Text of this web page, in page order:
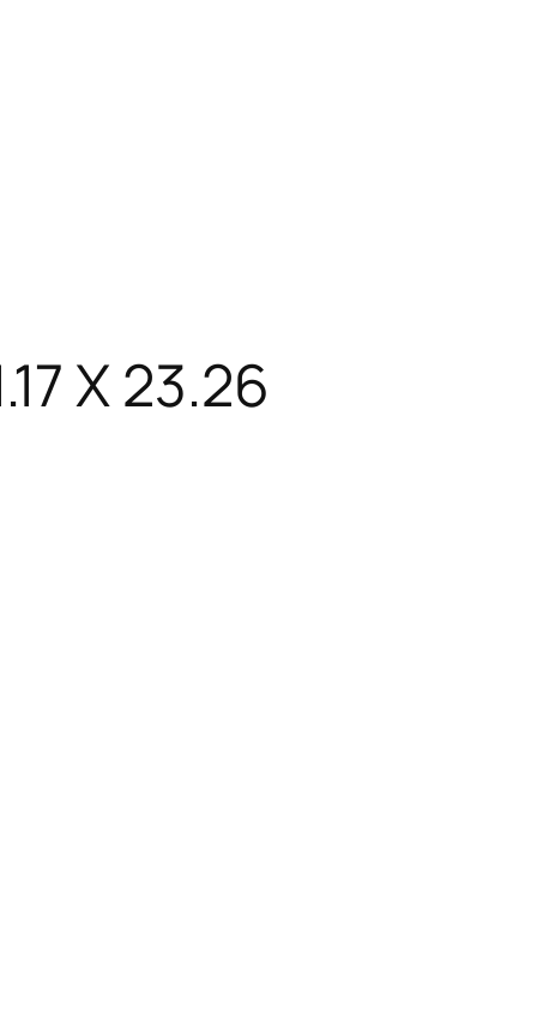
X 23.26